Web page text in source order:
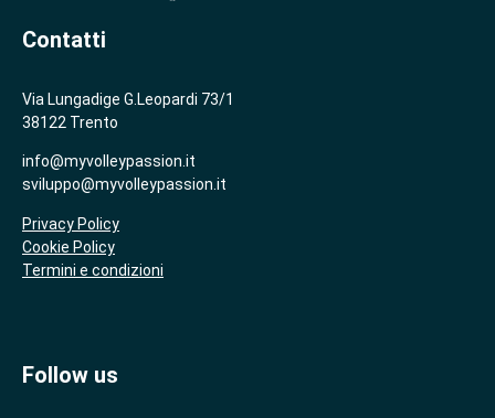
Contatti
Via Lungadige G.Leopardi 73/1
38122 Trento
info@myvolleypassion.it
sviluppo@myvolleypassion.it
Privacy Policy
Cookie Policy
Termini e condizioni
Follow us